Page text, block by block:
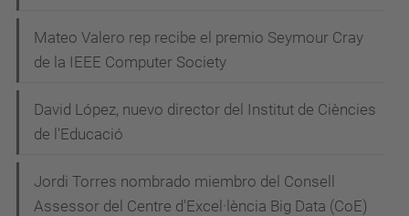
Mateo Valero rep recibe el premio Seymour Cray
de la IEEE Computer Society
David López, nuevo director del Institut de Ciències
de l'Educació
Jordi Torres nombrado miembro del Consell
Assessor del Centre d'Excel·lència Big Data (CoE)